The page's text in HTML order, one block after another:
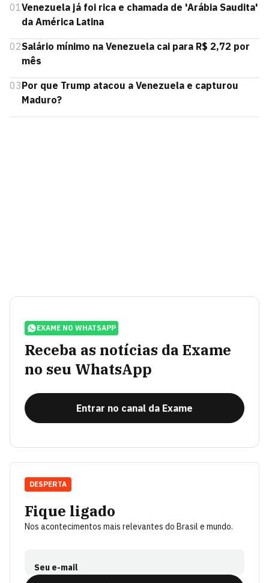
01Venezuela já foi rica e chamada de 'Arábia Saudita'
da América Latina
02Salário mínimo na Venezuela cai para R$ 2,72 por
mês
03Por que Trump atacou a Venezuela e capturou
Maduro?
EXAME NO WHATSAPP
Receba as notícias da Exame
no seu WhatsApp
Entrar no canal da Exame
Fique ligado
Nos acontecimentos mais relevantes do Brasil e mundo.
Seu e-mail
DESPERTA